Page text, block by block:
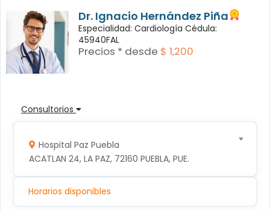
Dr. Ignacio Hernández Piña
Especialidad: Cardiología Cédula:
45940FAL
Precios * desde $ 1,200
Consultorios
Hospital Paz Puebla
ACATLAN 24, LA PAZ, 72160 PUEBLA, PUE.
Horarios disponibles